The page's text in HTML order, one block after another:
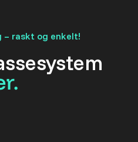
– raskt og enkelt!